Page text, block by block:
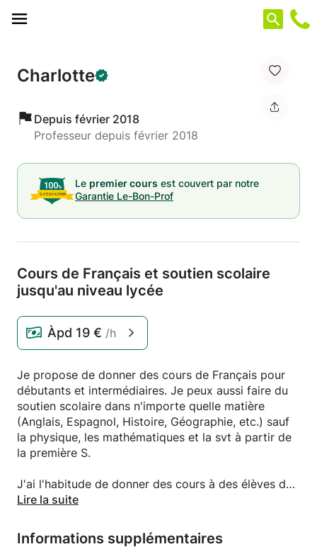
Charlotte
Depuis février 2018
Professeur depuis février 2018
Le premier cours est couvert par notre
Garantie Le-Bon-Prof
Cours de Français et soutien scolaire
jusqu'au niveau lycée
Àpd 19 € /h
Je propose de donner des cours de Français pour
débutants et intermédiaires. Je peux aussi faire du
soutien scolaire dans n'importe quelle matière
(Anglais, Espagnol, Histoire, Géographie, etc.) sauf
la physique, les mathématiques et la svt à partir de
la première S.
J'ai l'habitude de donner des cours à des élèves de
moins de 15 ans. J'aime pouvoir faire des cours d'au
thèmes et en profondeur. J'aime rendre ludiques les
cours, ils ne sont pas magistraux mais bien en
Lire la suite
Informations supplémentaires